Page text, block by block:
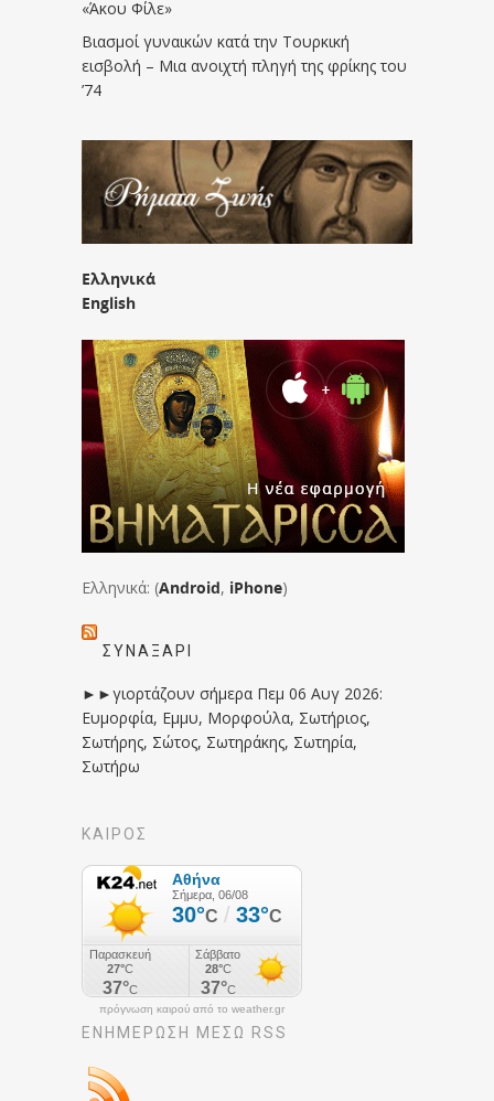
«Άκου Φίλε»
Βιασμοί γυναικών κατά την Τουρκική
εισβολή – Μια ανοιχτή πληγή της φρίκης του
’74
Ελληνικά
English
Ελληνικά: (Android, iPhone)
ΣΥΝΑΞΆΡΙ
►►γιορτάζουν σήμερα Πεμ 06 Αυγ 2026:
Ευμορφία, Εμμυ, Μορφούλα, Σωτήριος,
Σωτήρης, Σώτος, Σωτηράκης, Σωτηρία,
Σωτήρω
ΚΑΙΡΟΣ
πρόγνωση καιρού από το weather.gr
ΕΝΗΜΈΡΩΣΉ ΜΕΣΩ RSS